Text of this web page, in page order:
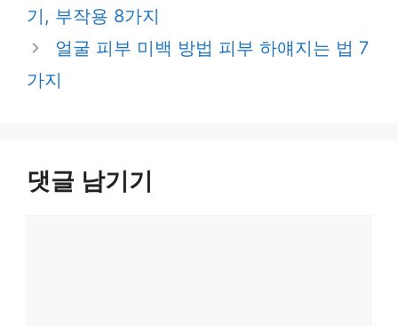
기, 부작용 8가지
얼굴 피부 미백 방법 피부 하얘지는 법 7
가지
댓글 남기기